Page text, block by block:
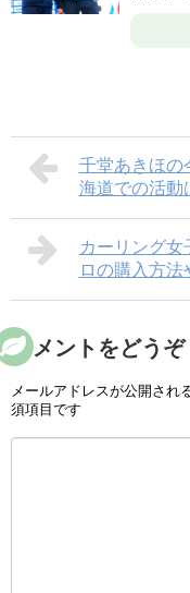
千堂あきほの
海道での活動
カーリング女
ロの購入方法
コメントをどうぞ
メールアドレスが公開され
須項目です